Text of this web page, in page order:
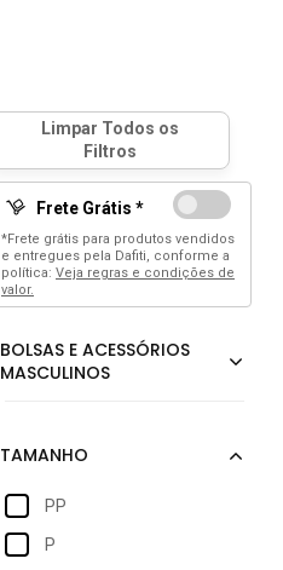
Frete Grátis *
*Frete grátis para produtos vendidos
e entregues pela Dafiti, conforme a
política: Veja regras e condições de
valor.
PP
P